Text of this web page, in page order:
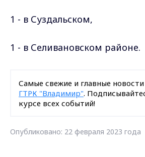
1 - в Суздальском,
1 - в Селивановском районе.
Самые свежие и главные
ГТРК "Владимир".
курсе всех событий!
Опубликовано: 22 февраля 2023 года